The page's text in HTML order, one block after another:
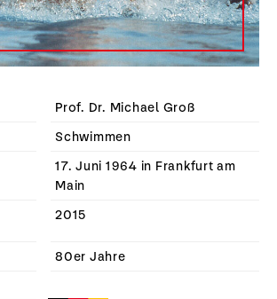
Prof. Dr. Michael Groß
Schwimmen
17. Juni 1964 in Frankfurt am
Main
2015
80er Jahre